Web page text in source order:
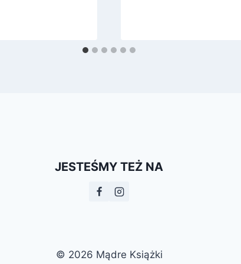
JESTEŚMY TEŻ NA
© 2026 Mądre Książki